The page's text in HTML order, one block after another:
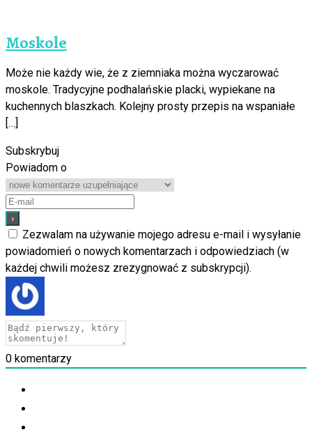
Moskole
Może nie każdy wie, że z ziemniaka można wyczarować
moskole. Tradycyjne podhalańskie placki, wypiekane na
kuchennych blaszkach. Kolejny prosty przepis na wspaniałe
[…]
Subskrybuj
Powiadom o
Zezwalam na używanie mojego adresu e-mail i wysyłanie
powiadomień o nowych komentarzach i odpowiedziach (w
każdej chwili możesz zrezygnować z subskrypcji).
0 komentarzy